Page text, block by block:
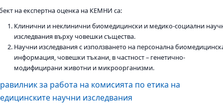
на експертна оценка на КЕМНИ са:
Клинични и неклинични биомедицински и медико-социални
изследвания върху човешки същества.
Научни изследвания с използването на персонална
информация, човешки тъкани, в частност – генетично-
модифицирани животни и микроорганизми.
за работа на комисията по етика на
научни изследвания